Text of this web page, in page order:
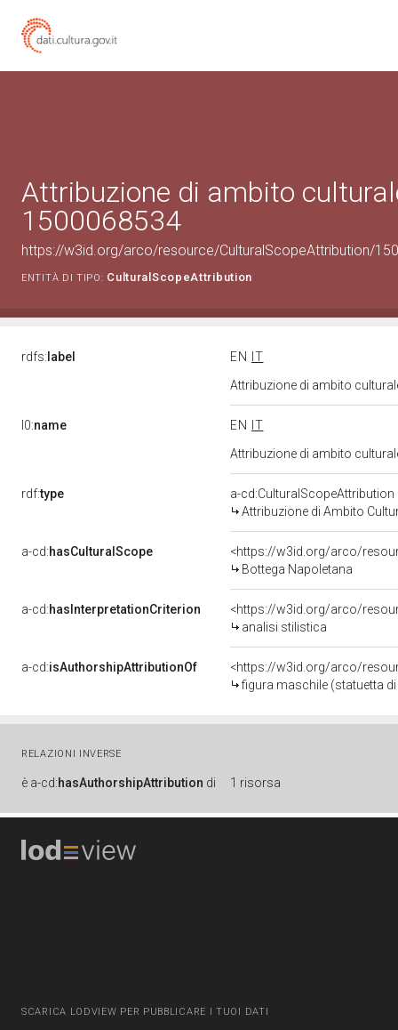
Attribuzione di ambito
1500068534
https://w3id.org/arco/resource/CulturalScopeAttribution/
ENTITÀ DI TIPO: CulturalScopeAttribution
rdfs: label EN
IT
Attribuzione di ambito
l0:name EN
IT
Attribuzione di ambito
rdf:type
a-cd:CulturalScopeAttribution
Attribuzione di Ambito
a-cd:hasCulturalScope
<https://w3id.org/arco/
Bottega Napoletana
a-cd:hasInterpretationCriterion
<https://w3id.org/arco/
analisi stilistica
a-cd:isAuthorshipAttributionOf
<https://w3id.org/arco/
figura maschile (statuetta
RELAZIONI INVERSE
è a-cd:hasAuthorshipAttribution di 1 risorsa
SCARICA LODVIEW PER PUBBLICARE I TUOI DATI